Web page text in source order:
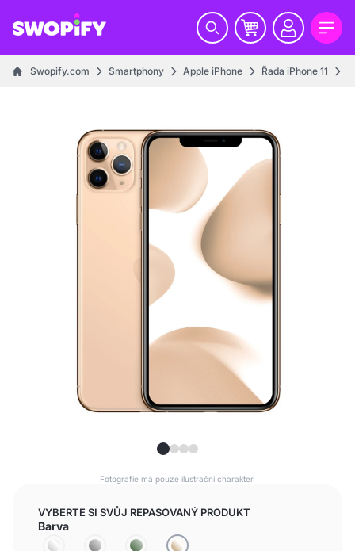
Swopify.com Smartphony Apple iPhone Řada iPhone 11
Fotografie má pouze ilustrační charakter.
VYBERTE SI SVŮJ REPASOVANÝ PRODUKT
Barva